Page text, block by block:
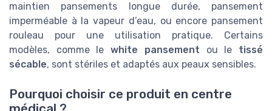
maintien pansements longue durée, pansement
imperméable à la vapeur d’eau, ou encore pansement
rouleau pour une utilisation pratique. Certains
modèles, comme lewhite pansement ou le tissé
sécable, sont stériles et adaptés aux peaux sensibles.
Pourquoi choisir ce produit en centre